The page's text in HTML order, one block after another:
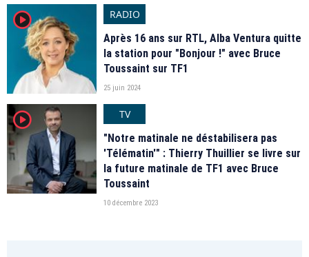
player2
RADIO
Après 16 ans sur RTL, Alba Ventura quitte
la station pour "Bonjour !" avec Bruce
Toussaint sur TF1
25 juin 2024
player2
TV
"Notre matinale ne déstabilisera pas
'Télématin'" : Thierry Thuillier se livre sur
la future matinale de TF1 avec Bruce
Toussaint
10 décembre 2023